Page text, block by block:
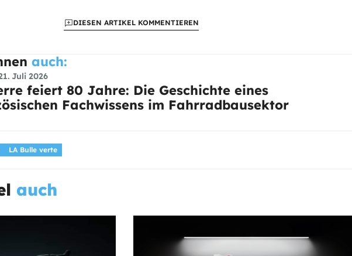
DIESEN ARTIKEL KOMMENTIEREN
auch:
Juli 2026
feiert 80 Jahre: Die Geschichte eines
Fachwissens im Fahrradbausektor
LA Bulle verte
auch